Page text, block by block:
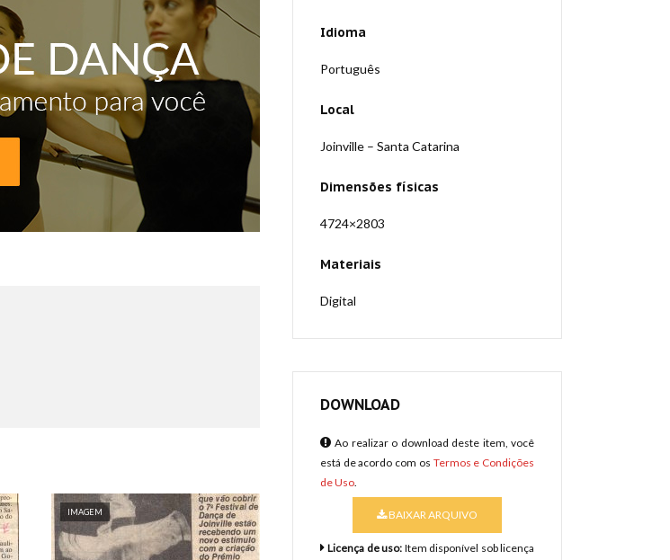
IMAGEM
Idioma
Português
Local
Joinville – Santa Catarina
Dimensões físicas
4724×2803
Materiais
Digital
DOWNLOAD
Ao realizar o download deste item, você
está de acordo com os Termos e Condições
de Uso.
BAIXAR ARQUIVO
Licença de uso: Item disponível sob licença